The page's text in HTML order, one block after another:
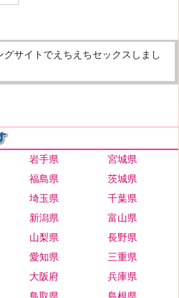
サイトでえちえちセックスしまし
岩手県
宮城県
福島県
茨城県
埼玉県
千葉県
新潟県
富山県
山梨県
長野県
愛知県
三重県
大阪府
兵庫県